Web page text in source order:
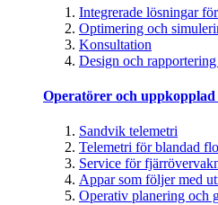
Integrerade lösningar
Optimering och
Konsultation
Design och
Operatörer och uppkopplad
Sandvik telemetri
Telemetri för blandad
Service för
Appar som följer med
Operativ planering och